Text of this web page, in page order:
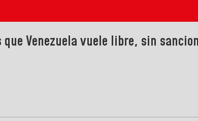
Venezuela vuele libre, sin